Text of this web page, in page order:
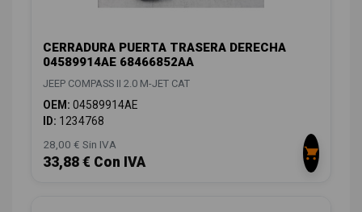
CERRADURA PUERTA TRASERA DERECHA
04589914AE 68466852AA
JEEP COMPASS II 2.0 M-JET CAT
OEM: 04589914AE
ID: 1234768
28,00 € Sin IVA
33,88 € Con IVA